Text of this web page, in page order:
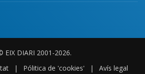
EIX DIARI 2001-2026.
| Pólitica de 'cookies' | Avís legal